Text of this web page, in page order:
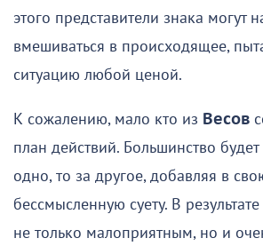
этого представители знака могут
вмешиваться в происходящее,
ситуацию любой ценой.
К сожалению, мало кто из Весов
план действий. Большинство будет
одно, то за другое, добавляя в
бессмысленную суету. В
не только малоприятным, но и